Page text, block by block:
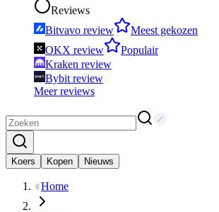
Reviews
Bitvavo review
Meest gekozen
OKX review
Populair
Kraken review
Bybit review
Meer reviews
Koers Kopen Nieuws
Home